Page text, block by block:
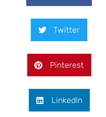
Twitter
Pinterest
LinkedIn